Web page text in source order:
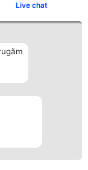
Live chat